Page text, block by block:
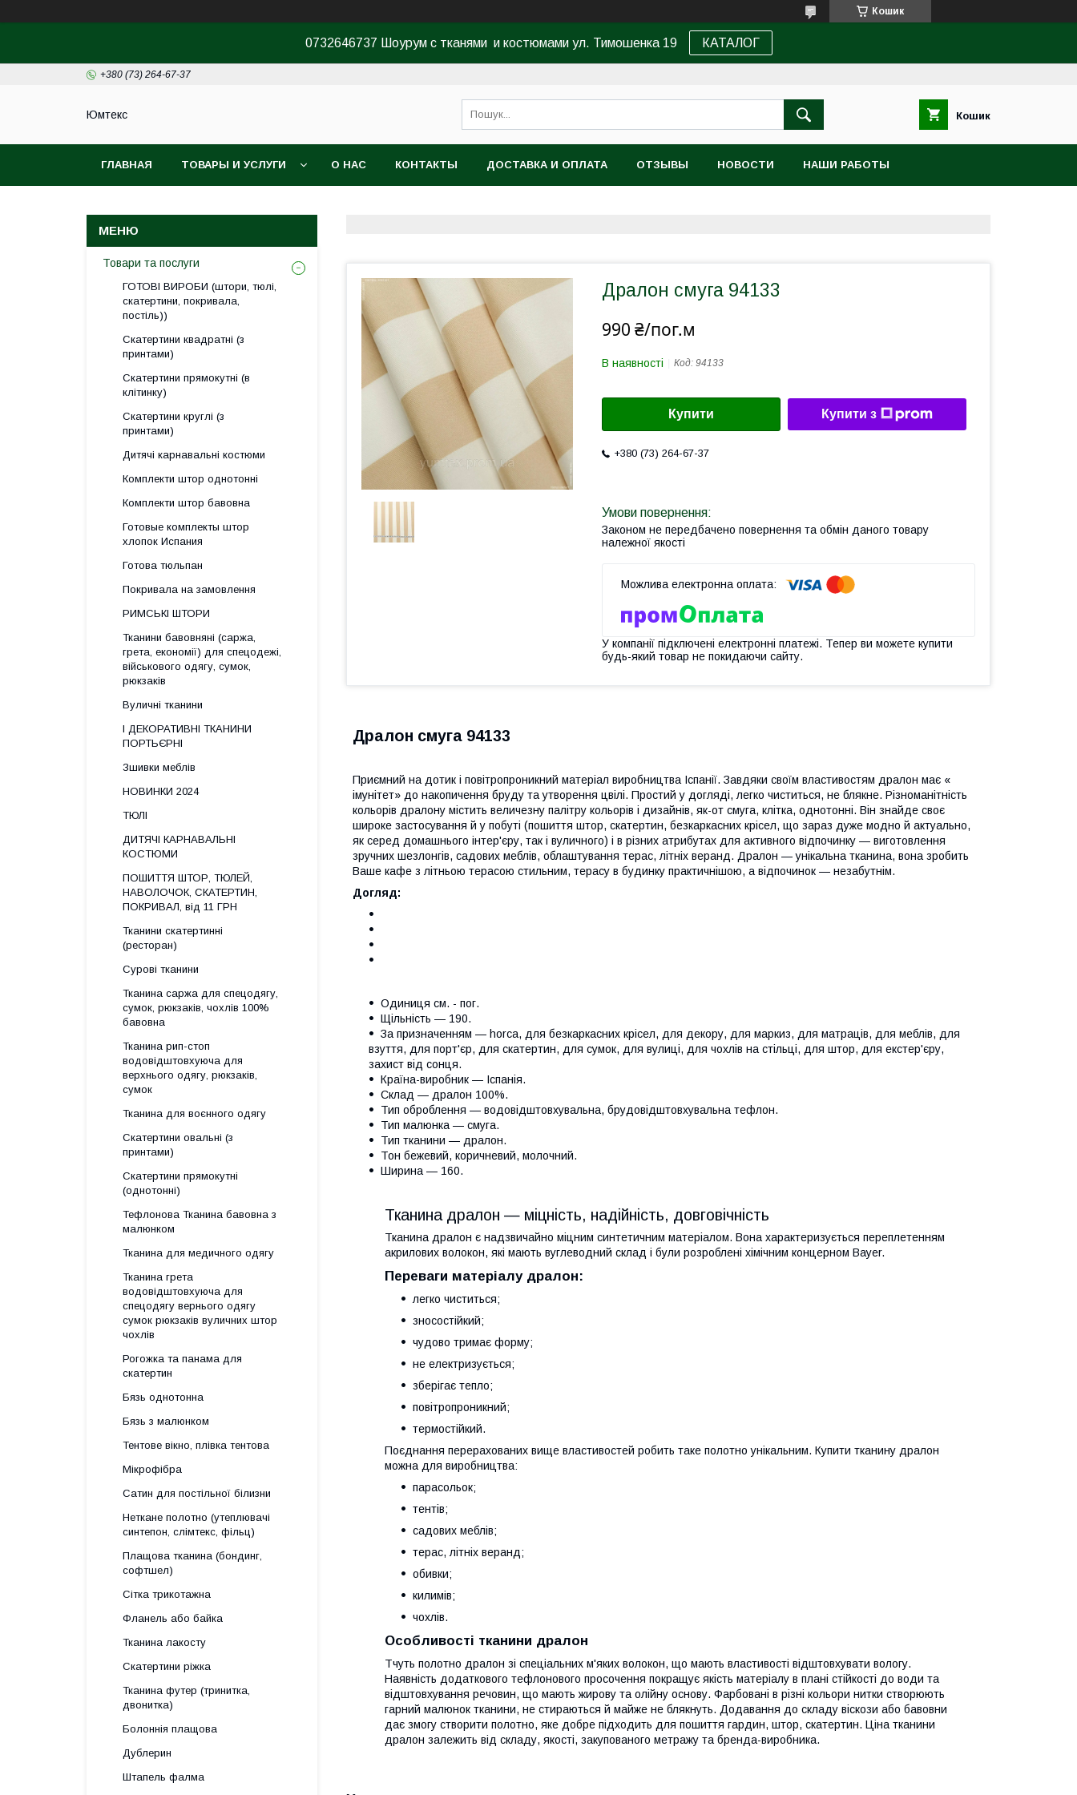
Кошик
0732646737 Шоурум с тканями и костюмами ул. Тимошенка 19 КАТАЛОГ
+380 (73) 264-67-37
Юмтекс Кошик
ГЛАВНАЯ ТОВАРЫ И УСЛУГИ О НАС КОНТАКТЫ ДОСТАВКА И ОПЛАТА ОТЗЫВЫ НОВОСТИ НАШИ РАБОТЫ
Дралон смуга 94133
990 ₴/пог.м
В наявності Код: 94133
Купити Купити з
+380 (73) 264-67-37
Законом не передбачено повернення та обмін даного товару
належної якості
У компанії підключені електронні платежі. Тепер ви можете купити
будь-який товар не покидаючи сайту.
Дралон смуга 94133
Приємний на дотик і повітропроникний матеріал виробництва Іспанії. Завдяки своїм властивостям дралон має «
імунітет» до накопичення бруду та утворення цвілі. Простий у догляді, легко чиститься, не блякне. Різноманітність
кольорів дралону містить величезну палітру кольорів і дизайнів, як-от смуга, клітка, однотонні. Він знайде своє
широке застосування й у побуті (пошиття штор, скатертин, безкаркасних крісел, що зараз дуже модно й актуально,
як серед домашнього інтер'єру, так і вуличного) і в різних атрибутах для активного відпочинку — виготовлення
зручних шезлонгів, садових меблів, облаштування терас, літніх веранд. Дралон — унікальна тканина, вона зробить
Ваше кафе з літньою терасою стильним, терасу в будинку практичнішою, а відпочинок — незабутнім.
Догляд:
Одиниця см. - пог.
Щільність — 190.
За призначенням — horca, для безкаркасних крісел, для декору, для маркиз, для матраців, для меблів, для
взуття, для порт'єр, для скатертин, для сумок, для вулиці, для чохлів на стільці, для штор, для екстер'єру,
захист від сонця.
Країна-виробник — Іспанія.
Склад — дралон 100%.
Тип оброблення — водовідштовхувальна, брудовідштовхувальна тефлон.
Тип малюнка — смуга.
Тип тканини — дралон.
Тон бежевий, коричневий, молочний.
Ширина — 160.
Тканина дралон — міцність, надійність, довговічність
Тканина дралон є надзвичайно міцним синтетичним матеріалом. Вона характеризується переплетенням
акрилових волокон, які мають вуглеводний склад і були розроблені хімічним концерном Bayer.
Переваги матеріалу дралон:
легко чиститься;
зносостійкий;
чудово тримає форму;
не електризується;
зберігає тепло;
повітропроникний;
термостійкий.
Поєднання перерахованих вище властивостей робить таке полотно унікальним. Купити тканину дралон
можна для виробництва:
парасольок;
тентів;
садових меблів;
терас, літніх веранд;
обивки;
килимів;
чохлів.
Особливості тканини дралон
Тчуть полотно дралон зі спеціальних м'яких волокон, що мають властивості відштовхувати вологу.
Наявність додаткового тефлонового просочення покращує якість матеріалу в плані стійкості до води та
відштовхування речовин, що мають жирову та олійну основу. Фарбовані в різні кольори нитки створюють
гарний малюнок тканини, не стираються й майже не блякнуть. Додавання до складу віскози або бавовни
дає змогу створити полотно, яке добре підходить для пошиття гардин, штор, скатертин. Ціна тканини
дралон залежить від складу, якості, закупованого метражу та бренда-виробника.
Товари та послуги
ГОТОВІ ВИРОБИ (штори, тюлі,
скатертини, покривала,
постіль))
Скатертини квадратні (з
принтами)
Скатертини прямокутні (в
клітинку)
Скатертини круглі (з
принтами)
Дитячі карнавальні костюми
Комплекти штор однотонні
Комплекти штор бавовна
Готовые комплекты штор
хлопок Испания
Готова тюльпан
Покривала на замовлення
РИМСЬКІ ШТОРИ
Тканини бавовняні (саржа,
грета, економії) для спецодежі,
військового одягу, сумок,
рюкзаків
Вуличні тканини
І ДЕКОРАТИВНІ ТКАНИНИ
ПОРТЬЄРНІ
Зшивки меблів
НОВИНКИ 2024
ТЮЛІ
ДИТЯЧІ КАРНАВАЛЬНІ
КОСТЮМИ
ПОШИТТЯ ШТОР, ТЮЛЕЙ,
НАВОЛОЧОК, СКАТЕРТИН,
ПОКРИВАЛ, від 11 ГРН
Тканини скатертинні
(ресторан)
Сурові тканини
Тканина саржа для спецодягу,
сумок, рюкзаків, чохлів 100%
бавовна
Тканина рип-стоп
водовідштовхуюча для
верхнього одягу, рюкзаків,
сумок
Тканина для воєнного одягу
Скатертини овальні (з
принтами)
Скатертини прямокутні
(однотонні)
Тефлонова Тканина бавовна з
малюнком
Тканина для медичного одягу
Тканина грета
водовідштовхуюча для
спецодягу вернього одягу
сумок рюкзаків вуличних штор
чохлів
Рогожка та панама для
скатертин
Бязь однотонна
Бязь з малюнком
Тентове вікно, плівка тентова
Мікрофібра
Сатин для постільної білизни
Неткане полотно (утеплювачі
синтепон, слімтекс, фільц)
Плащова тканина (бондинг,
софтшел)
Сітка трикотажна
Фланель або байка
Тканина лакосту
Скатертини ріжка
Тканина футер (тринитка,
двонитка)
Болоннія плащова
Дублерин
Штапель фалма